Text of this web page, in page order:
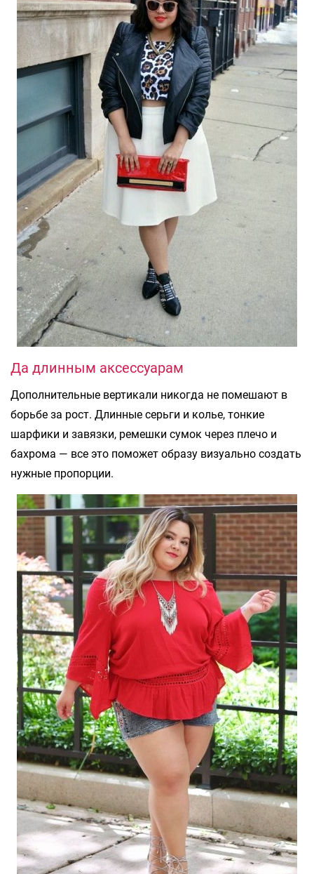
Да длинным аксессуарам
Дополнительные вертикали никогда не помешают в
борьбе за рост. Длинные серьги и колье, тонкие
шарфики и завязки, ремешки сумок через плечо и
бахрома — все это поможет образу визуально создать
нужные пропорции.